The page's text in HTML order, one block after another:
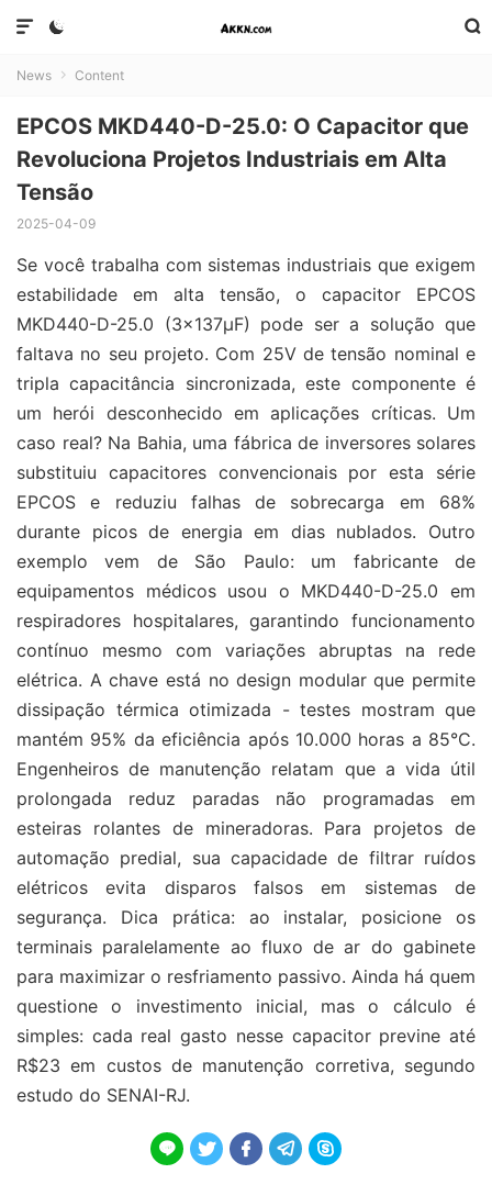



News  Content
EPCOS MKD440-D-25.0: O Capacitor que
Revoluciona Projetos Industriais em Alta
Tensão
2025-04-09
Se você trabalha com sistemas industriais que exigem
estabilidade em alta tensão, o capacitor EPCOS
MKD440-D-25.0 (3x137μF) pode ser a solução que
faltava no seu projeto. Com 25V de tensão nominal e
tripla capacitância sincronizada, este componente é
um herói desconhecido em aplicações críticas. Um
caso real? Na Bahia, uma fábrica de inversores solares
substituiu capacitores convencionais por esta série
EPCOS e reduziu falhas de sobrecarga em 68%
durante picos de energia em dias nublados. Outro
exemplo vem de São Paulo: um fabricante de
equipamentos médicos usou o MKD440-D-25.0 em
respiradores hospitalares, garantindo funcionamento
contínuo mesmo com variações abruptas na rede
elétrica. A chave está no design modular que permite
dissipação térmica otimizada - testes mostram que
mantém 95% da eficiência após 10.000 horas a 85°C.
Engenheiros de manutenção relatam que a vida útil
prolongada reduz paradas não programadas em
esteiras rolantes de mineradoras. Para projetos de
automação predial, sua capacidade de filtrar ruídos
elétricos evita disparos falsos em sistemas de
segurança. Dica prática: ao instalar, posicione os
terminais paralelamente ao fluxo de ar do gabinete
para maximizar o resfriamento passivo. Ainda há quem
questione o investimento inicial, mas o cálculo é
simples: cada real gasto nesse capacitor previne até
R$23 em custos de manutenção corretiva, segundo
estudo do SENAI-RJ.
    